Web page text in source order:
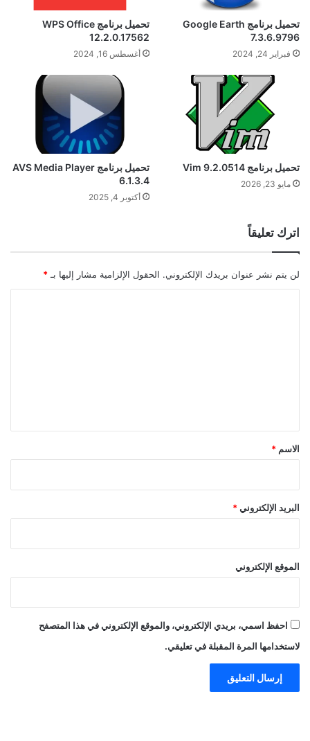
تحميل برنامج Google Earth
7.3.6.9796
فبراير 24, 2024
تحميل برنامج WPS Office
12.2.0.17562
أغسطس 16, 2024
تحميل برنامج Vim 9.2.0514
مايو 23, 2026
تحميل برنامج AVS Media Player
6.1.3.4
أكتوبر 4, 2025
اترك تعليقاً
لن يتم نشر عنوان بريدك الإلكتروني. الحقول الإلزامية مشار إليها بـ *
*
الاسم *
البريد الإلكتروني *
الموقع الإلكتروني
احفظ اسمي، بريدي الإلكتروني، والموقع الإلكتروني في هذا المتصفح
لاستخدامها المرة المقبلة في تعليقي.